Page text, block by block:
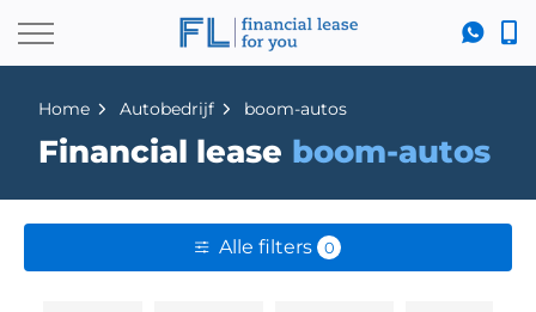
Home Autobedrijf boom-autos
Financial lease boom-autos
Alle filters 0